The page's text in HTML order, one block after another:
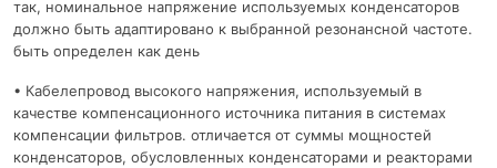
так, номинальное напряжение используемых конденсаторов
должно быть адаптировано к выбранной резонансной частоте.
быть определен как день
• Кабелепровод высокого напряжения, используемый в
качестве компенсационного источника питания в системах
компенсации фильтров. отличается от суммы мощностей
конденсаторов, обусловленных конденсаторами и реакторами